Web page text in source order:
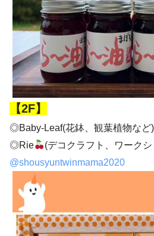
【2F】
◎Baby-Leaf(花鉢、観葉植物など)
◎Rie
(デコクラフト、ワーク
@shousyuntwinmama2020